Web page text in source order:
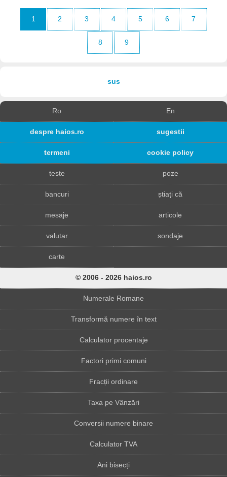
1 2 3 4 5 6 7
8 9
sus
Ro En
despre haios.ro sugestii
termeni cookie policy
teste poze
bancuri știați că
mesaje articole
valutar sondaje
carte
© 2006 - 2026 haios.ro
Numerale Romane
Transformă numere în text
Calculator procentaje
Factori primi comuni
Fracții ordinare
Taxa pe Vânzări
Conversii numere binare
Calculator TVA
Ani bisecți